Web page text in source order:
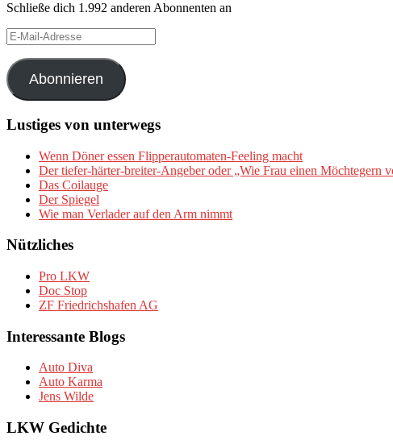
Schließe dich 1.992 anderen Abonnenten an
E-
Mail-
Adresse
Abonnieren
Lustiges von unterwegs
Wenn Döner essen Flipperautomaten-Feeling macht
Der tiefer-härter-breiter-Angeber oder „Wie Frau einen Möchtegern
Das Coilauge
Der Spiegel
Wie man Verlader auf den Arm nimmt
Nützliches
Pro LKW
Doc Stop
ZF Friedrichshafen AG
Interessante Blogs
Auto Diva
Auto Karma
Jens Wilde
LKW Gedichte